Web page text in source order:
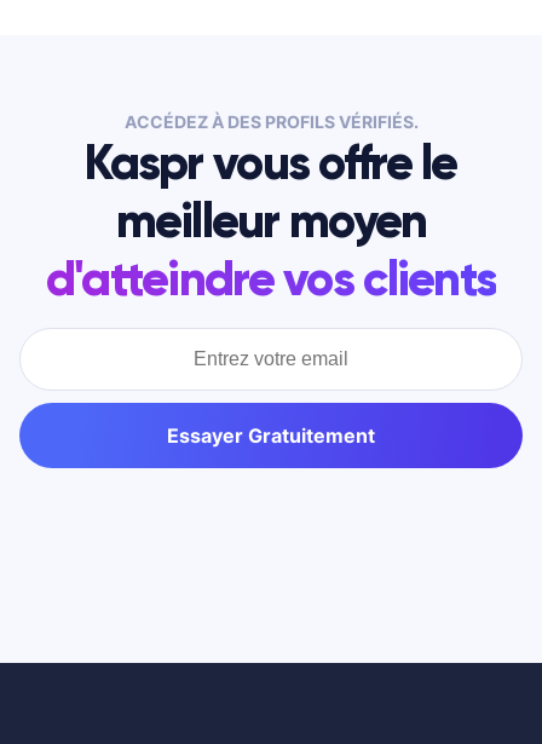
ACCÉDEZ À DES PROFILS VÉRIFIÉS.
Kaspr vous offre le
meilleur moyen
d'atteindre vos clients
Essayer Gratuitement